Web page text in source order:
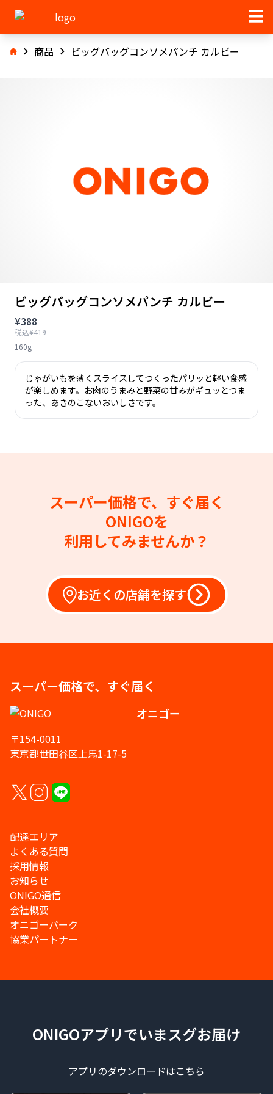
商品 ビッグバッグコンソメパンチ カルビー
ビッグバッグコンソメパンチ カルビー
¥388
税込¥419
160g
じゃがいもを薄くスライスしてつくったパリッと軽い食感
が楽しめます。お肉のうまみと野菜の甘みがギュッとつま
った、あきのこないおいしさです。
スーパー価格で、すぐ届く
ONIGOを
利用してみませんか？
お近くの店舗を探す
スーパー価格で、すぐ届く
オニゴー
〒154-0011
東京都世田谷区上馬1-17-5
配達エリア
よくある質問
採用情報
お知らせ
ONIGO通信
会社概要
オニゴーパーク
協業パートナー
ONIGOアプリでいまスグお届け
アプリのダウンロードはこちら